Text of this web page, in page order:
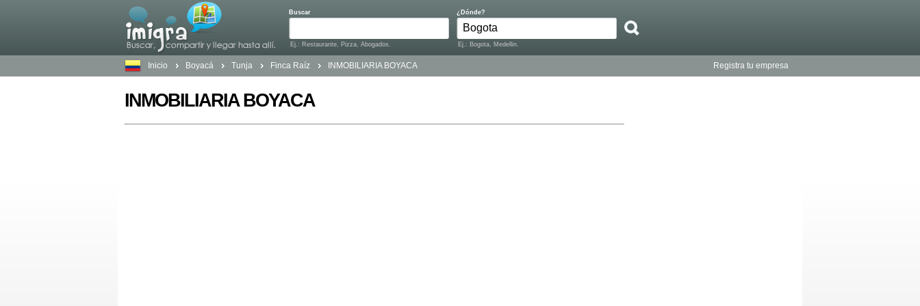
Buscar
Ej.: Restaurante, Pizza, Abogados.
¿Dónde?
Ej.: Bogota, Medellin.
Inicio Boyacá Tunja Finca Raíz INMOBILIARIA BOYACA Registra tu empresa
INMOBILIARIA BOYACA